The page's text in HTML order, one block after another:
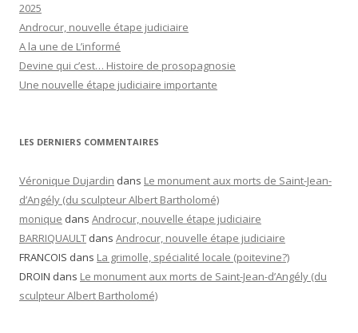
2025
Androcur, nouvelle étape judiciaire
A la une de L’informé
Devine qui c’est… Histoire de prosopagnosie
Une nouvelle étape judiciaire importante
LES DERNIERS COMMENTAIRES
Véronique Dujardin dans Le monument aux morts de Saint-Jean-
d’Angély (du sculpteur Albert Bartholomé)
monique dans Androcur, nouvelle étape judiciaire
BARRIQUAULT dans Androcur, nouvelle étape judiciaire
FRANCOIS dans La grimolle, spécialité locale (poitevine?)
DROIN dans Le monument aux morts de Saint-Jean-d’Angély (du
sculpteur Albert Bartholomé)